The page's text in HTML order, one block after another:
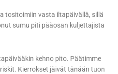
tositoimiin vasta iltapäivällä, sillä
sumu piti pääosan kuljettajista
kehno pito. Päätimme
Kierrokset jäivät tänään tuon